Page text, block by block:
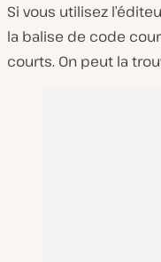
Si vous utilisez
la balise de code
courts. On peut la